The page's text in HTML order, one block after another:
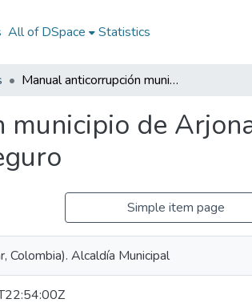
All of DSpace Statistics
Manual anticorrupción municipio de Arjona, versión 2020 : Arjona Primero, El Cambio Seguro
de
Simple item page
Colombia). Alcaldía Municipal